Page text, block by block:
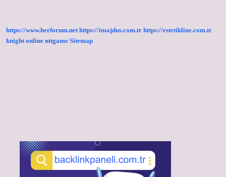
Yapılır
https://www.herforum.net https://imajdus.com.tr https://estetikline.com.tr
knight online nttgame Sitemap